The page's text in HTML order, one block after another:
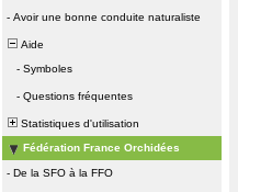
- Avoir une bonne conduite naturaliste
Aide
- Symboles
- Questions fréquentes
Statistiques d'utilisation
Fédération France Orchidées
- De la SFO à la FFO